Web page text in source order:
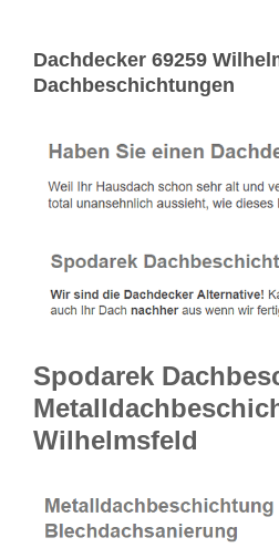
Dachdecker 69259
Dachbeschichtungen
Spodarek
Wilhelmsfeld